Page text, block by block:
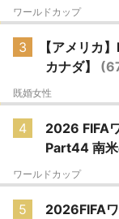
ワールドカップ
3
【アメリカ
カナダ】
既婚女性
4
2026 FIFA
Part44 南
ワールドカップ
5
2026FIFA